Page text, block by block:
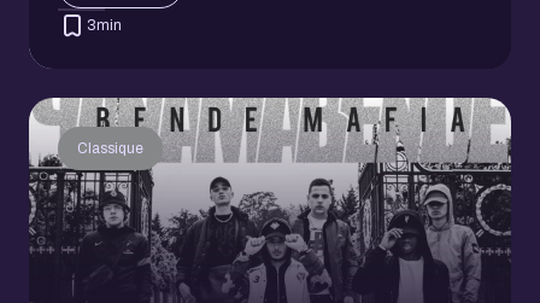
3min
Classique